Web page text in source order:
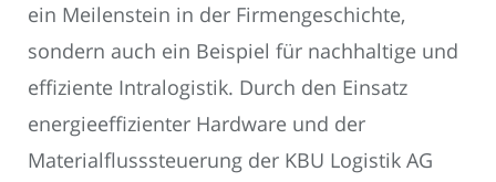
ein Meilenstein in der Firmengeschichte,
sondern auch ein Beispiel für nachhaltige und
effiziente Intralogistik. Durch den Einsatz
energieeffizienter Hardware und der
Materialflusssteuerung der KBU Logistik AG